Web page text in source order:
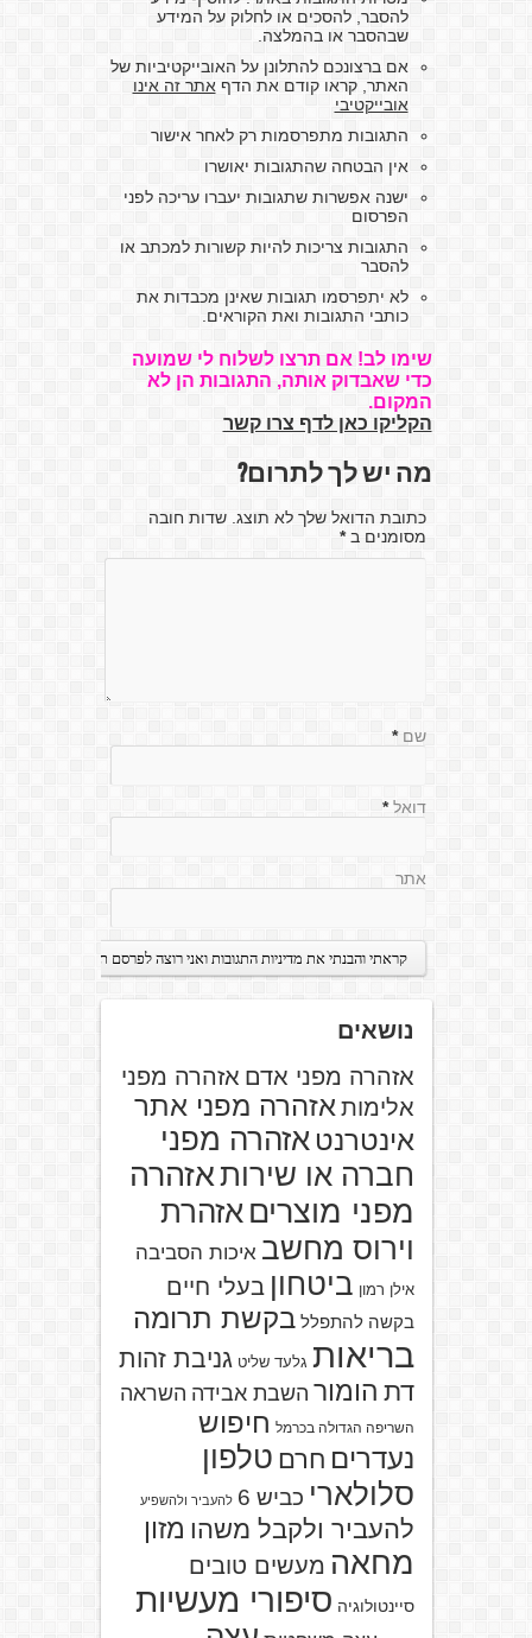
להסבר, להסכים או לחלוק על המידע
שבהסבר או בהמלצה.
אם ברצונכם להתלונן על האובייקטיביות של
האתר, קראו קודם את הדף אתר זה אינו
אובייקטיבי
התגובות מתפרסמות רק לאחר אישור
אין הבטחה שהתגובות יאושרו
ישנה אפשרות שתגובות יעברו עריכה לפני
הפרסום
התגובות צריכות להיות קשורות למכתב או
להסבר
לא יתפרסמו תגובות שאינן מכבדות את
כותבי התגובות ואת הקוראים.
שימו לב! אם תרצו לשלוח לי שמועה
כדי שאבדוק אותה, התגובות הן לא
המקום.
הקליקו כאן לדף צרו קשר
מה יש לך לתרום?
כתובת הדואל שלך לא תוצג. שדות חובה
מסומנים ב*
שם *
דואל *
אתר
נושאים
אזהרה מפני אדם אזהרה מפני
אלימות אזהרה מפני אתר
אינטרנט אזהרה מפני
חברה או שירותאזהרה
מפני מוצרים אזהרת
וירוס מחשב איכות הסביבה
אילן רמון ביטחון בעלי חיים
בקשה להתפלל בקשת תרומה
בריאות גלעד שליט גניבת זהות
דת הומור השבת אבידה השראה
השריפה הגדולה בכרמל חיפוש
נעדרים חרם טלפון
סלולארי כביש 6 להעביר ולהשפיע
להעביר ולקבל משהו מזון
מחאה מעשים טובים
סיינטולוגיה סיפורי מעשיות